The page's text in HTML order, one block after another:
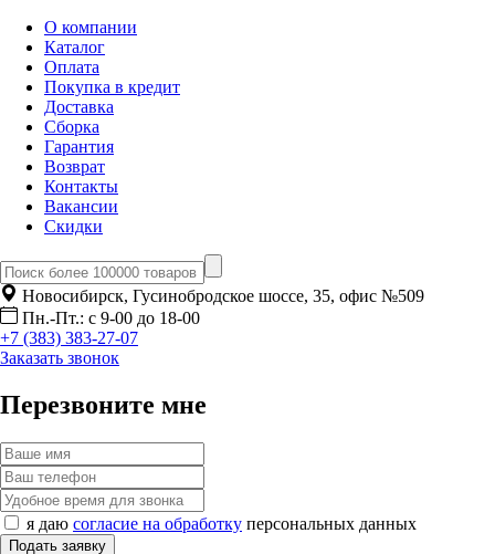
О компании
Каталог
Оплата
Покупка в кредит
Доставка
Сборка
Гарантия
Возврат
Контакты
Вакансии
Скидки
Новосибирск, Гусинобродское шоссе, 35, офис №509
Пн.-Пт.: с 9-00 до 18-00
+7 (383) 383-27-07
Заказать звонок
Перезвоните мне
я даю согласие на обработку персональных данных